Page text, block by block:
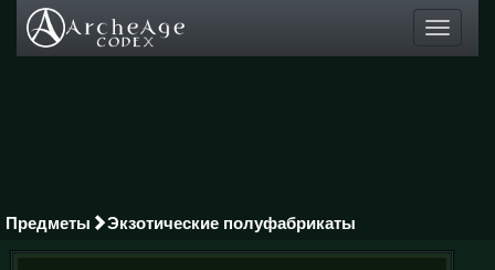
Toggle
Предметы Экзотические полуфабрикаты